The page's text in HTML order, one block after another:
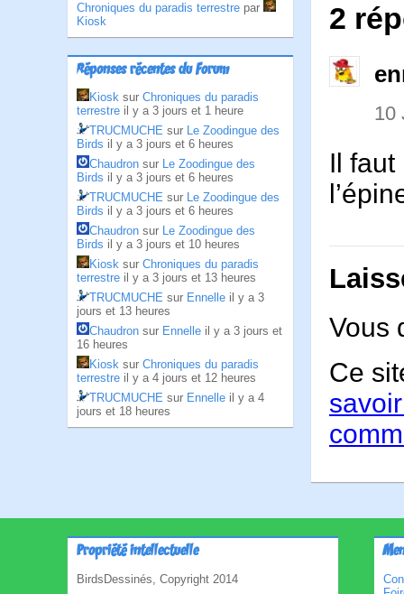
Chroniques du paradis terrestre par
Kiosk
Réponses récentes du Forum
Kiosk sur Chroniques du paradis
terrestre il y a 3 jours et 1 heure
TRUCMUCHE sur Le Zoodingue des
Birds il y a 3 jours et 6 heures
Chaudron sur Le Zoodingue des
Birds il y a 3 jours et 6 heures
TRUCMUCHE sur Le Zoodingue des
Birds il y a 3 jours et 6 heures
Chaudron sur Le Zoodingue des
Birds il y a 3 jours et 10 heures
Kiosk sur Chroniques du paradis
terrestre il y a 3 jours et 13 heures
TRUCMUCHE sur Ennelle il y a 3
jours et 13 heures
Chaudron sur Ennelle il y a 3 jours et
16 heures
Kiosk sur Chroniques du paradis
terrestre il y a 4 jours et 12 heures
TRUCMUCHE sur Ennelle il y a 4
jours et 18 heures
2
10
Il faut
Vous
Ce
Propriété intellectuelle
BirdsDessinés, Copyright 2014